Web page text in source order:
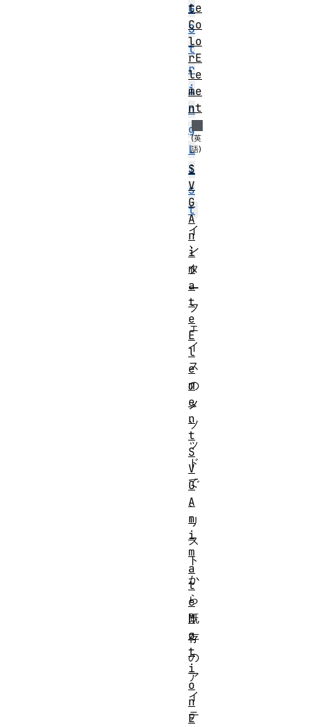
G
S
t
r
i
n
g
L
i
s
t
イ
ン
タ
ー
フ
ェ
イ
ス
の
メ
ソ
ッ
ド
で
、
リ
ス
ト
か
ら
既
存
の
ア
イ
テ
te
Co
lo
rE
le
me
nt
S
V
G
A
n
i
m
a
t
e
E
l
e
m
e
n
t
S
V
G
A
n
i
m
a
t
e
M
o
t
i
o
n
E